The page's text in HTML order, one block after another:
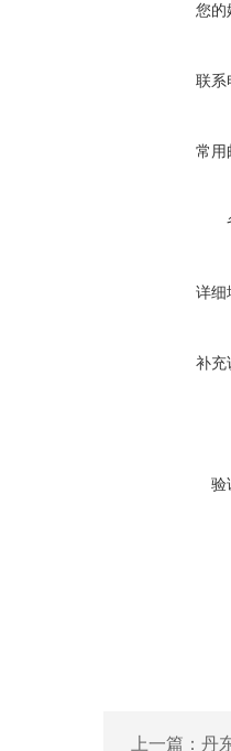
您的
联系
常用
详细
补充
验
上一篇： 丹